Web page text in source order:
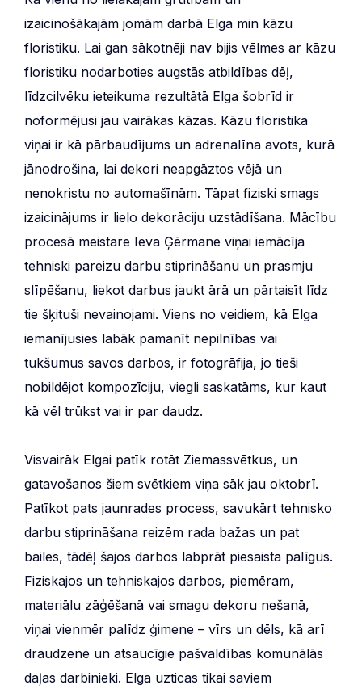
izaicinošākajām jomām darbā Elga min kāzu
floristiku. Lai gan sākotnēji nav bijis vēlmes ar kāzu
floristiku nodarboties augstās atbildības dēļ,
līdzcilvēku ieteikuma rezultātā Elga šobrīd ir
noformējusi jau vairākas kāzas. Kāzu floristika
viņai ir kā pārbaudījums un adrenalīna avots, kurā
jānodrošina, lai dekori neapgāztos vējā un
nenokristu no automašīnām. Tāpat fiziski smags
izaicinājums ir lielo dekorāciju uzstādīšana. Mācību
procesā meistare Ieva Ģērmane viņai iemācīja
tehniski pareizu darbu stiprināšanu un prasmju
slīpēšanu, liekot darbus jaukt ārā un pārtaisīt līdz
tie šķituši nevainojami. Viens no veidiem, kā Elga
iemanījusies labāk pamanīt nepilnības vai
tukšumus savos darbos, ir fotogrāfija, jo tieši
nobildējot kompozīciju, viegli saskatāms, kur kaut
kā vēl trūkst vai ir par daudz.
Visvairāk Elgai patīk rotāt Ziemassvētkus, un
gatavošanos šiem svētkiem viņa sāk jau oktobrī.
Patīkot pats jaunrades process, savukārt tehnisko
darbu stiprināšana reizēm rada bažas un pat
bailes, tādēļ šajos darbos labprāt piesaista palīgus.
Fiziskajos un tehniskajos darbos, piemēram,
materiālu zāģēšanā vai smagu dekoru nešanā,
viņai vienmēr palīdz ģimene – vīrs un dēls, kā arī
draudzene un atsaucīgie pašvaldības komunālās
daļas darbinieki. Elga uzticas tikai saviem